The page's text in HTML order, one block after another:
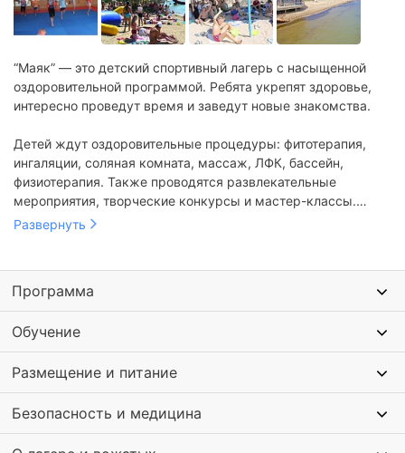
“Маяк” — это детский спортивный лагерь с насыщенной
оздоровительной программой. Ребята укрепят здоровье,
интересно проведут время и заведут новые знакомства.
Детей ждут оздоровительные процедуры: фитотерапия,
ингаляции, соляная комната, массаж, ЛФК, бассейн,
физиотерапия. Также проводятся развлекательные
мероприятия, творческие конкурсы и мастер-классы.
Работают развивающие курсы и спортивные секции.
Развернуть
Программа
Обучение
Размещение и питание
Безопасность и медицина